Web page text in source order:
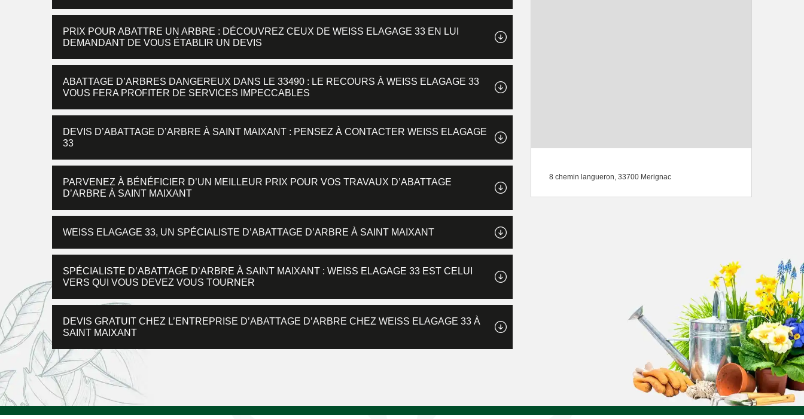
PRIX POUR ABATTRE UN ARBRE : DÉCOUVREZ CEUX DE WEISS ELAGAGE 33 EN LUI
DEMANDANT DE VOUS ÉTABLIR UN DEVIS
ABATTAGE D’ARBRES DANGEREUX DANS LE 33490 : LE RECOURS À WEISS ELAGAGE 33
VOUS FERA PROFITER DE SERVICES IMPECCABLES
DEVIS D’ABATTAGE D’ARBRE À SAINT MAIXANT : PENSEZ À CONTACTER WEISS ELAGAGE
33
PARVENEZ À BÉNÉFICIER D’UN MEILLEUR PRIX POUR VOS TRAVAUX D’ABATTAGE
D’ARBRE À SAINT MAIXANT
WEISS ELAGAGE 33, UN SPÉCIALISTE D’ABATTAGE D’ARBRE À SAINT MAIXANT
SPÉCIALISTE D’ABATTAGE D’ARBRE À SAINT MAIXANT : WEISS ELAGAGE 33 EST CELUI
VERS QUI VOUS DEVEZ VOUS TOURNER
DEVIS GRATUIT CHEZ L’ENTREPRISE D’ABATTAGE D’ARBRE CHEZ WEISS ELAGAGE 33 À
SAINT MAIXANT
8 chemin langueron, 33700 Merignac